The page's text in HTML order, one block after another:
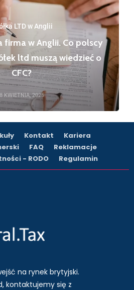
LTD w Anglii
firma w Anglii. Co polscy
ltd muszą wiedzieć o
CFC?
8 KWIETNIA, 2025
Kontakt
Kariera
FAQ
Reklamacje
- RODO
Regulamin
na rynek brytyjski.
kontaktujemy się z